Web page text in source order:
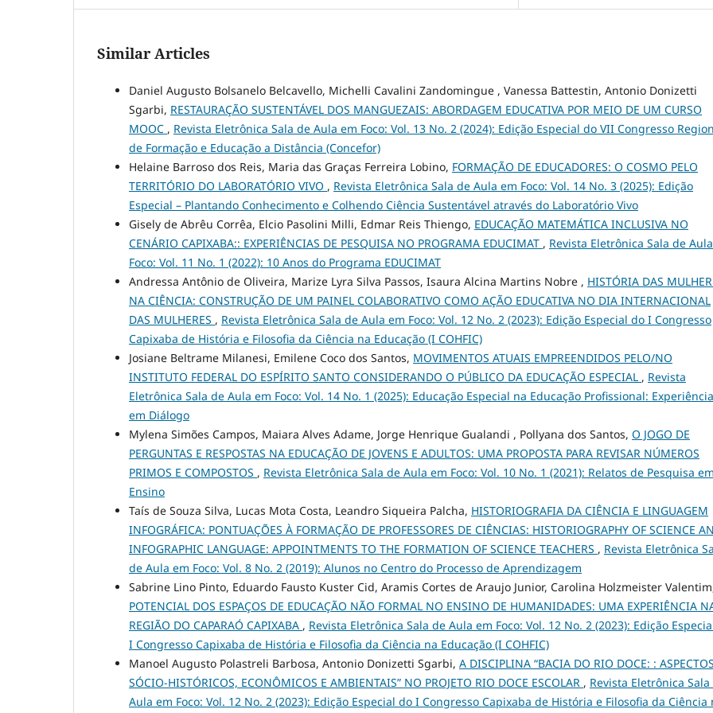
Similar Articles
Daniel Augusto Bolsanelo Belcavello, Michelli Cavalini Zandomingue , Vanessa Battestin, Antonio Donizetti
Sgarbi, RESTAURAÇÃO SUSTENTÁVEL DOS MANGUEZAIS: ABORDAGEM EDUCATIVA POR MEIO DE UM CURSO
MOOC , Revista Eletrônica Sala de Aula em Foco: Vol. 13 No. 2 (2024): Edição Especial do VII Congresso
de Formação e Educação a Distância (Concefor)
Helaine Barroso dos Reis, Maria das Graças Ferreira Lobino, FORMAÇÃO DE EDUCADORES: O COSMO PELO
TERRITÓRIO DO LABORATÓRIO VIVO , Revista Eletrônica Sala de Aula em Foco: Vol. 14 No. 3 (2025): Edição
Especial – Plantando Conhecimento e Colhendo Ciência Sustentável através do Laboratório Vivo
Gisely de Abrêu Corrêa, Elcio Pasolini Milli, Edmar Reis Thiengo, EDUCAÇÃO MATEMÁTICA INCLUSIVA NO
CENÁRIO CAPIXABA:: EXPERIÊNCIAS DE PESQUISA NO PROGRAMA EDUCIMAT , Revista Eletrônica Sala de
Foco: Vol. 11 No. 1 (2022): 10 Anos do Programa EDUCIMAT
Andressa Antônio de Oliveira, Marize Lyra Silva Passos, Isaura Alcina Martins Nobre , HISTÓRIA DAS
NA CIÊNCIA: CONSTRUÇÃO DE UM PAINEL COLABORATIVO COMO AÇÃO EDUCATIVA NO DIA INTERNACIONAL
DAS MULHERES , Revista Eletrônica Sala de Aula em Foco: Vol. 12 No. 2 (2023): Edição Especial do I Congresso
Capixaba de História e Filosofia da Ciência na Educação (I COHFIC)
Josiane Beltrame Milanesi, Emilene Coco dos Santos, MOVIMENTOS ATUAIS EMPREENDIDOS PELO/NO
INSTITUTO FEDERAL DO ESPÍRITO SANTO CONSIDERANDO O PÚBLICO DA EDUCAÇÃO ESPECIAL , Revista
Eletrônica Sala de Aula em Foco: Vol. 14 No. 1 (2025): Educação Especial na Educação Profissional:
em Diálogo
Mylena Simões Campos, Maiara Alves Adame, Jorge Henrique Gualandi , Pollyana dos Santos, O JOGO DE
PERGUNTAS E RESPOSTAS NA EDUCAÇÃO DE JOVENS E ADULTOS: UMA PROPOSTA PARA REVISAR NÚMEROS
PRIMOS E COMPOSTOS , Revista Eletrônica Sala de Aula em Foco: Vol. 10 No. 1 (2021): Relatos de Pesquisa em
Ensino
Taís de Souza Silva, Lucas Mota Costa, Leandro Siqueira Palcha, HISTORIOGRAFIA DA CIÊNCIA E LINGUAGEM
INFOGRÁFICA: PONTUAÇÕES À FORMAÇÃO DE PROFESSORES DE CIÊNCIAS: HISTORIOGRAPHY OF SCIENCE
INFOGRAPHIC LANGUAGE: APPOINTMENTS TO THE FORMATION OF SCIENCE TEACHERS , Revista Eletrônica
de Aula em Foco: Vol. 8 No. 2 (2019): Alunos no Centro do Processo de Aprendizagem
Sabrine Lino Pinto, Eduardo Fausto Kuster Cid, Aramis Cortes de Araujo Junior, Carolina Holzmeister
POTENCIAL DOS ESPAÇOS DE EDUCAÇÃO NÃO FORMAL NO ENSINO DE HUMANIDADES: UMA EXPERIÊNCIA
REGIÃO DO CAPARAÓ CAPIXABA , Revista Eletrônica Sala de Aula em Foco: Vol. 12 No. 2 (2023): Edição
I Congresso Capixaba de História e Filosofia da Ciência na Educação (I COHFIC)
Manoel Augusto Polastreli Barbosa, Antonio Donizetti Sgarbi, A DISCIPLINA “BACIA DO RIO DOCE: : ASPECTOS
SÓCIO-HISTÓRICOS, ECONÔMICOS E AMBIENTAIS” NO PROJETO RIO DOCE ESCOLAR , Revista Eletrônica
Aula em Foco: Vol. 12 No. 2 (2023): Edição Especial do I Congresso Capixaba de História e Filosofia da Ciência